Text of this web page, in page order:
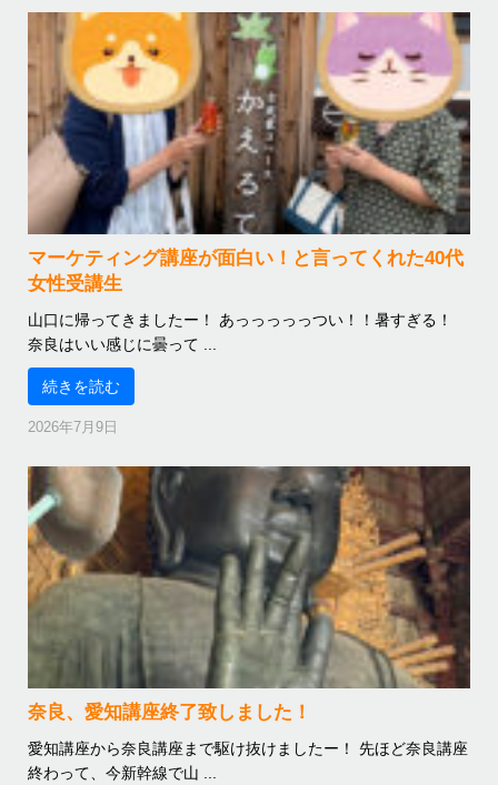
マーケティング講座が面白い！と言ってくれた40代
女性受講生
山口に帰ってきましたー！ あっっっっっつい！！暑すぎる！
奈良はいい感じに曇って ...
続きを読む
2026年7月9日
奈良、愛知講座終了致しました！
愛知講座から奈良講座まで駆け抜けましたー！ 先ほど奈良講座
終わって、今新幹線で山 ...